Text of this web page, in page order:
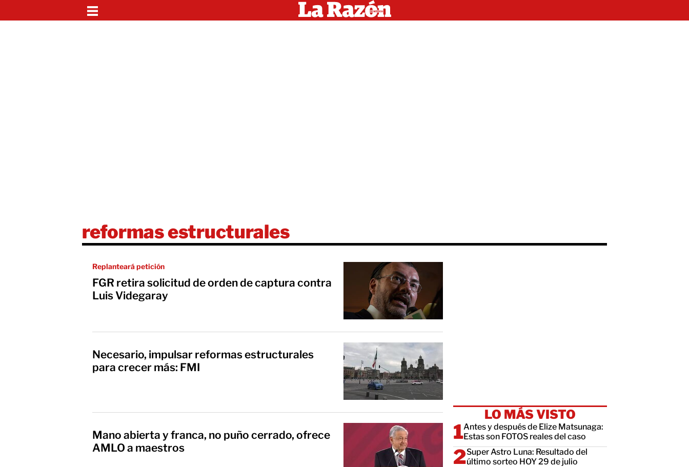
reformas estructurales
Replanteará petición
FGR retira solicitud de orden de captura contra
Luis Videgaray
Necesario, impulsar reformas estructurales
para crecer más: FMI
Mano abierta y franca, no puño cerrado, ofrece
AMLO a maestros
LO MÁS VISTO
Antes y después de Elize Matsunaga:
Estas son FOTOS reales del caso
Super Astro Luna: Resultado del
último sorteo HOY 29 de julio